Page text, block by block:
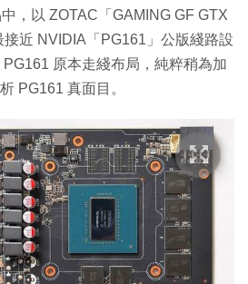
，以 ZOTAC「GAMING GF GTX
近 NVIDIA「PG161」公版綫路設
原本走綫布局，純粹稍為加
PG161 真面目。